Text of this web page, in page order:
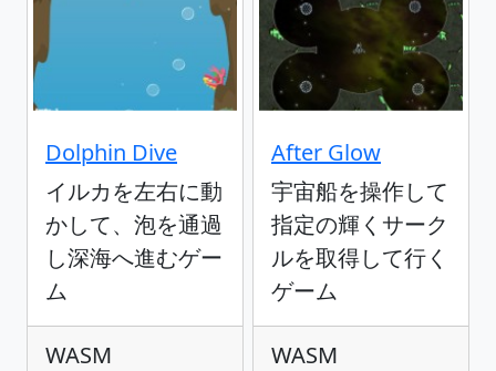
Dolphin Dive
イルカを左右に動
かして、泡を通過
し深海へ進むゲー
ム
WASM
After Glow
宇宙船を操作して
指定の輝くサーク
ルを取得して行く
ゲーム
WASM